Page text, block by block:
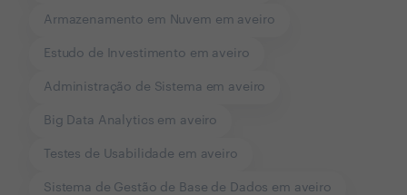
Armazenamento em Nuvem em aveiro
Estudo de Investimento em aveiro
Administração de Sistema em aveiro
Big Data Analytics em aveiro
Testes de Usabilidade em aveiro
Sistema de Gestão de Base de Dados em aveiro